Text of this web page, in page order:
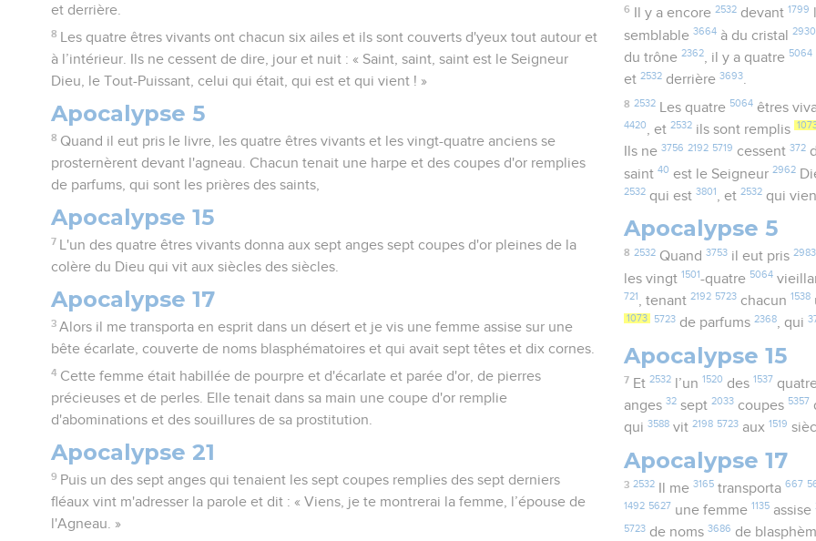
et derrière.
8
Les quatre êtres vivants ont chacun six ailes et ils sont couverts d'yeux tout autour et
à l’intérieur. Ils ne cessent de dire, jour et nuit : « Saint, saint, saint est le Seigneur
Dieu, le Tout-Puissant, celui qui était, qui est et qui vient ! »
Apocalypse 5
8 Quand il eut pris le livre, les quatre êtres vivants et les vingt-quatre anciens se
prosternèrent devant l'agneau. Chacun tenait une harpe et des coupes d'or remplies
de parfums, qui sont les prières des saints,
Apocalypse 15
7
L'un des quatre êtres vivants donna aux sept anges sept coupes d'or pleines de la
colère du Dieu qui vit aux siècles des siècles.
Apocalypse 17
3 Alors il me transporta en esprit dans un désert et je vis une femme assise sur une
bête écarlate, couverte de noms blasphématoires et qui avait sept têtes et dix cornes.
4 Cette femme était habillée de pourpre et d'écarlate et parée d'or, de pierres
précieuses et de perles. Elle tenait dans sa main une coupe d'or remplie
d'abominations et des souillures de sa prostitution.
Apocalypse 21
9 Puis un des sept anges qui tenaient les sept coupes remplies des sept derniers
fléaux vint m'adresser la parole et dit : « Viens, je te montrerai la femme, l’épouse de
l'Agneau. »
6 Il y a encore 2532devant 1799
semblable3664 à du cristal2930
du trône2362, il y a quatre 5064
et2532 derrière3693.
8 2532Les quatre 5064êtres
4420, et2532 ils sont remplis
Ils ne3756 2192 5719 cessent372
saint40 est le Seigneur2962
2532 qui est3801 , et2532 qui
Apocalypse 5
8 2532Quand 3753il eut pris 2983
les vingt 1501 -quatre 5064
721 , tenant2192 5723 chacun 1538
1073 5723 de parfums2368, qui
Apocalypse 15
7 Et 2532l’un 1520 des 1537
anges32 sept2033 coupes 5357
qui3588 vit2198 5723 aux1519
Apocalypse 17
3 2532Il me 3165transporta 667
1492 5627 une femme 1135 assise
5723 de noms3686 de